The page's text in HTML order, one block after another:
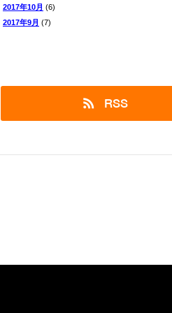
2017年10月 (6)
2017年9月 (7)
RSS